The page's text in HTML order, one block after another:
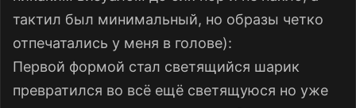
тактил был минимальный, но образы четко
отпечатались у меня в голове):
Первой формой стал светящийся шарик
превратился во всё ещё светящуюся но уже